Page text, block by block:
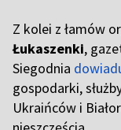
Z kolei z łamów
Łukaszenki,
Siegodnia
gospodarki,
Ukraińców i